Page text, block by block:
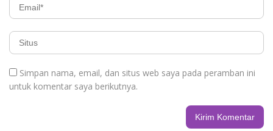
Simpan nama, email, dan situs web saya pada peramban ini
untuk komentar saya berikutnya.